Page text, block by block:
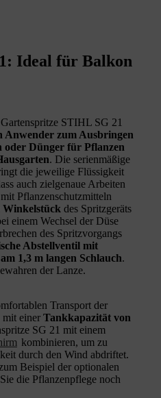
Ideal für Balkon
STIHL SG 21
Anwender zum Ausbringen
oder Dünger für Pflanzen
. Die serienmäßige
die jeweilige Flüssigkeit
auch zielgenaue Arbeiten
Pflanzenschutzmitteln
des Spritzgeräts
einem Wechsel der Düse
des Spritzvorgangs
Abstellventil mit
1,3 m langen Schlauch.
der Lanze.
Transport der
einer Tankkapazität von
SG 21 mit einem
kombinieren, um zu
durch den Wind abdriftet.
Beispiel der optionalen
die Pflanzenpflege noch